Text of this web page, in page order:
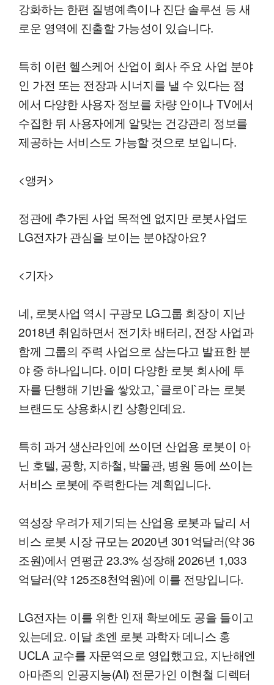
강화하는 한편 질병예측이나 진단 솔루션 등 새
로운 영역에 진출할 가능성이 있습니다.
특히 이런 헬스케어 산업이 회사 주요 사업 분야
인 가전 또는 전장과 시너지를 낼 수 있다는 점
에서 다양한 사용자 정보를 차량 안이나 TV에서
수집한 뒤 사용자에게 알맞는 건강관리 정보를
제공하는 서비스도 가능할 것으로 보입니다.
<앵커>
정관에 추가된 사업 목적엔 없지만 로봇사업도
LG전자가 관심을 보이는 분야잖아요?
<기자>
네, 로봇사업 역시 구광모 LG그룹 회장이 지난
2018년 취임하면서 전기차 배터리, 전장 사업과
함께 그룹의 주력 사업으로 삼는다고 발표한 분
야 중 하나입니다. 이미 다양한 로봇 회사에 투
자를 단행해 기반을 쌓았고, `클로이`라는 로봇
브랜드도 상용화시킨 상황인데요.
특히 과거 생산라인에 쓰이던 산업용 로봇이 아
닌 호텔, 공항, 지하철, 박물관, 병원 등에 쓰이는
서비스 로봇에 주력한다는 계획입니다.
역성장 우려가 제기되는 산업용 로봇과 달리 서
비스 로봇 시장 규모는 2020년 301억달러(약 36
조원)에서 연평균 23.3% 성장해 2026년 1,033
억달러(약 125조8천억원)에 이를 전망입니다.
LG전자는 이를 위한 인재 확보에도 공을 들이고
있는데요. 이달 초엔 로봇 과학자 데니스 홍
UCLA 교수를 자문역으로 영입했고요, 지난해엔
아마존의 인공지능(AI) 전문가인 이현철 디렉터